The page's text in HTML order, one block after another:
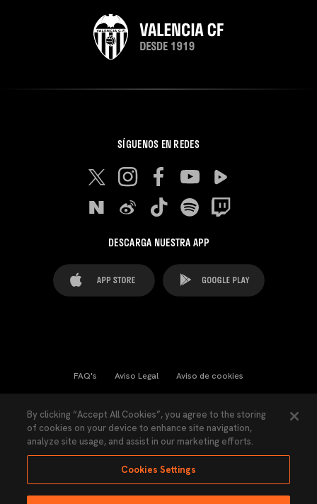
SÍGUENOS EN REDES
DESCARGA NUESTRA APP
FAQ's Aviso Legal Aviso de cookies
Ley Transparencia Política de Privacidad
Accesibilidad
By clicking “Accept All Cookies”, you agree to the storing
of cookies on your device to enhance site navigation,
analyze site usage, and assist in our marketing efforts.
Cookies Settings